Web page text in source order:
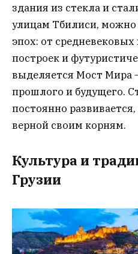
здания из стекла и
улицам Тбилиси,
эпох: от
построек и
выделяется Мост Мира
прошлого и будущего.
постоянно
верной своим корням.
Культура и
Грузии